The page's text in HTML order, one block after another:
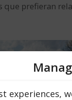
experiences,
prefieran